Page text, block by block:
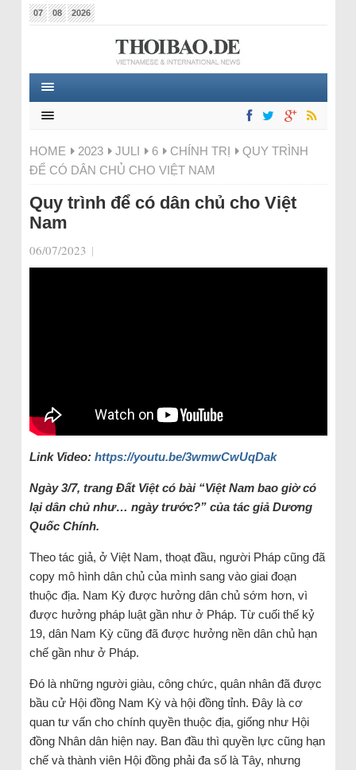
07 08 2026
HOME 2023 JULI 6 CHÍNH TRỊ
QUY TRÌNH
ĐỂ CÓ DÂN CHỦ CHO VIỆT NAM
Quy trình để có dân chủ cho Việt
Nam
06/07/2023 |
Link Video: https://youtu.be/3wmwCwUqDak
Ngày 3/7, trang Đất Việt có bài “Việt Nam bao giờ có
lại dân chủ như… ngày trước?” của tác giả Dương
Quốc Chính.
Theo tác giả, ở Việt Nam, thoạt đầu, người Pháp cũng đã
copy mô hình dân chủ của mình sang vào giai đoạn
thuộc địa. Nam Kỳ được hưởng dân chủ sớm hơn, vì
được hưởng pháp luật gần như ở Pháp. Từ cuối thế kỷ
19, dân Nam Kỳ cũng đã được hưởng nền dân chủ hạn
chế gần như ở Pháp.
Đó là những người giàu, công chức, quân nhân đã được
bầu cử Hội đồng Nam Kỳ và hội đồng tỉnh. Đây là cơ
quan tư vấn cho chính quyền thuộc địa, giống như Hội
đồng Nhân dân hiện nay. Ban đầu thì quyền lực cũng hạn
chế và thành viên Hội đồng phải đa số là Tây, nhưng